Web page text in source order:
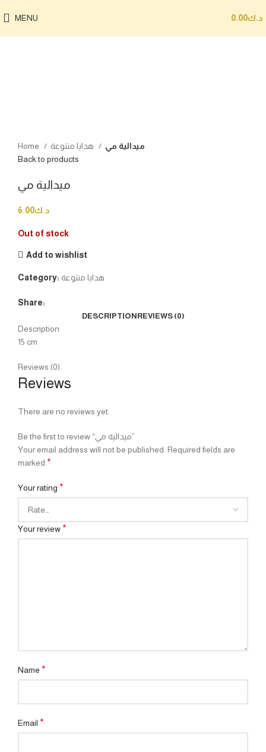
MENU د.ك0.00
Home
ميدالية مي
Back to products
ميدالية مي
د.ك6.00
Out of stock
Add to wishlist
Category: هدايا متنوعة
Share:
DESCRIPTIONREVIEWS (0)
Description
15 cm
Reviews (0)
Reviews
There are no reviews yet.
Be the first to review “ميدالية مي”
Your email address will not be published. Required fields are
marked *
Your rating *
Your review *
Name *
Email *